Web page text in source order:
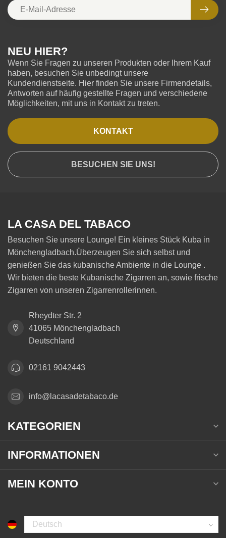
NEU HIER?
Wenn Sie Fragen zu unseren Produkten oder Ihrem Kauf
haben, besuchen Sie unbedingt unsere
Kundendienstseite. Hier finden Sie unsere Firmendetails,
Antworten auf häufig gestellte Fragen und verschiedene
Möglichkeiten, mit uns in Kontakt zu treten.
KONTAKT
BESUCHEN SIE UNS!
LA CASA DEL TABACO
Besuchen Sie unsere Lounge! Ein kleines Stück Kuba in
Mönchengladbach.Überzeugen Sie sich selbst und
genießen Sie das kubanische Ambiente in die Lounge .
Wir bieten die beste Kubanische Zigarren an, sowie frische
Zigarren von unseren Zigarrenrollerinnen.
Rheydter Str. 2
41065 Mönchengladbach
Deutschland
02161 9042443
info@lacasadetabaco.de
KATEGORIEN
INFORMATIONEN
MEIN KONTO